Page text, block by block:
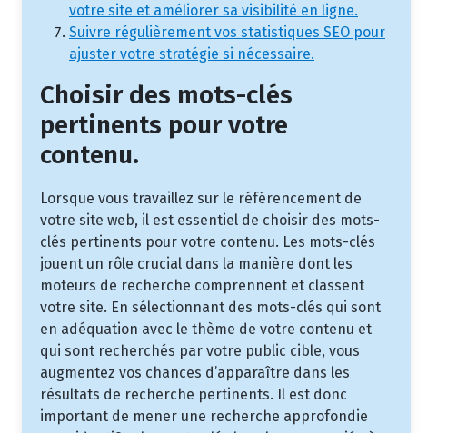
votre site et améliorer sa visibilité en ligne.
Suivre régulièrement vos statistiques SEO pour
ajuster votre stratégie si nécessaire.
Choisir des mots-clés
pertinents pour votre
contenu.
Lorsque vous travaillez sur le référencement de
votre site web, il est essentiel de choisir des mots-
clés pertinents pour votre contenu. Les mots-clés
jouent un rôle crucial dans la manière dont les
moteurs de recherche comprennent et classent
votre site. En sélectionnant des mots-clés qui sont
en adéquation avec le thème de votre contenu et
qui sont recherchés par votre public cible, vous
augmentez vos chances d’apparaître dans les
résultats de recherche pertinents. Il est donc
important de mener une recherche approfondie